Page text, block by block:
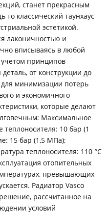
станет прекрасным
то классический таунхаус
эстетикой.
лаконичностью и
вписываясь в любой
учетом принципов
от конструкции до
минимизации потерь
и экономичного
которые делают
Максимальное
10 бар (1
15 бар (1,5 МПа);
теплоносителя: 110 °C
отопительных
превышающих
Радиатор Vasco
рассчитанное на
условий